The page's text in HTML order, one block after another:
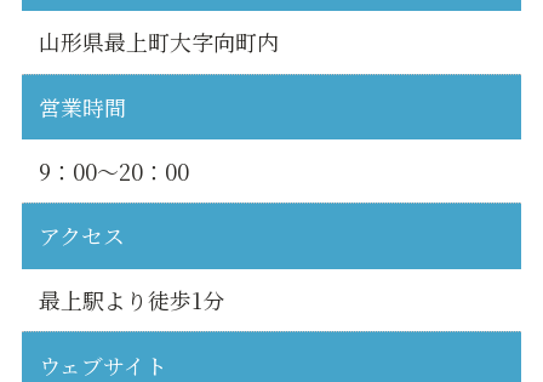
山形県最上町大字向町内
営業時間
9：00～20：00
アクセス
最上駅より徒歩1分
ウェブサイト